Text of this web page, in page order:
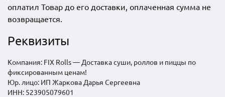
оплатил Товар до его доставки, оплаченная сумма не
возвращается.
Реквизиты
Компания: FIX Rolls — Доставка суши, роллов и пиццы по
фиксированным ценам!
Юр. лицо: ИП Жаркова Дарья Сергеевна
ИНН: 523905079601